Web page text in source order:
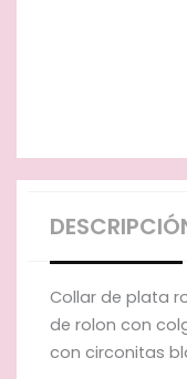
Collar de plata
de rolon con
con circonitas